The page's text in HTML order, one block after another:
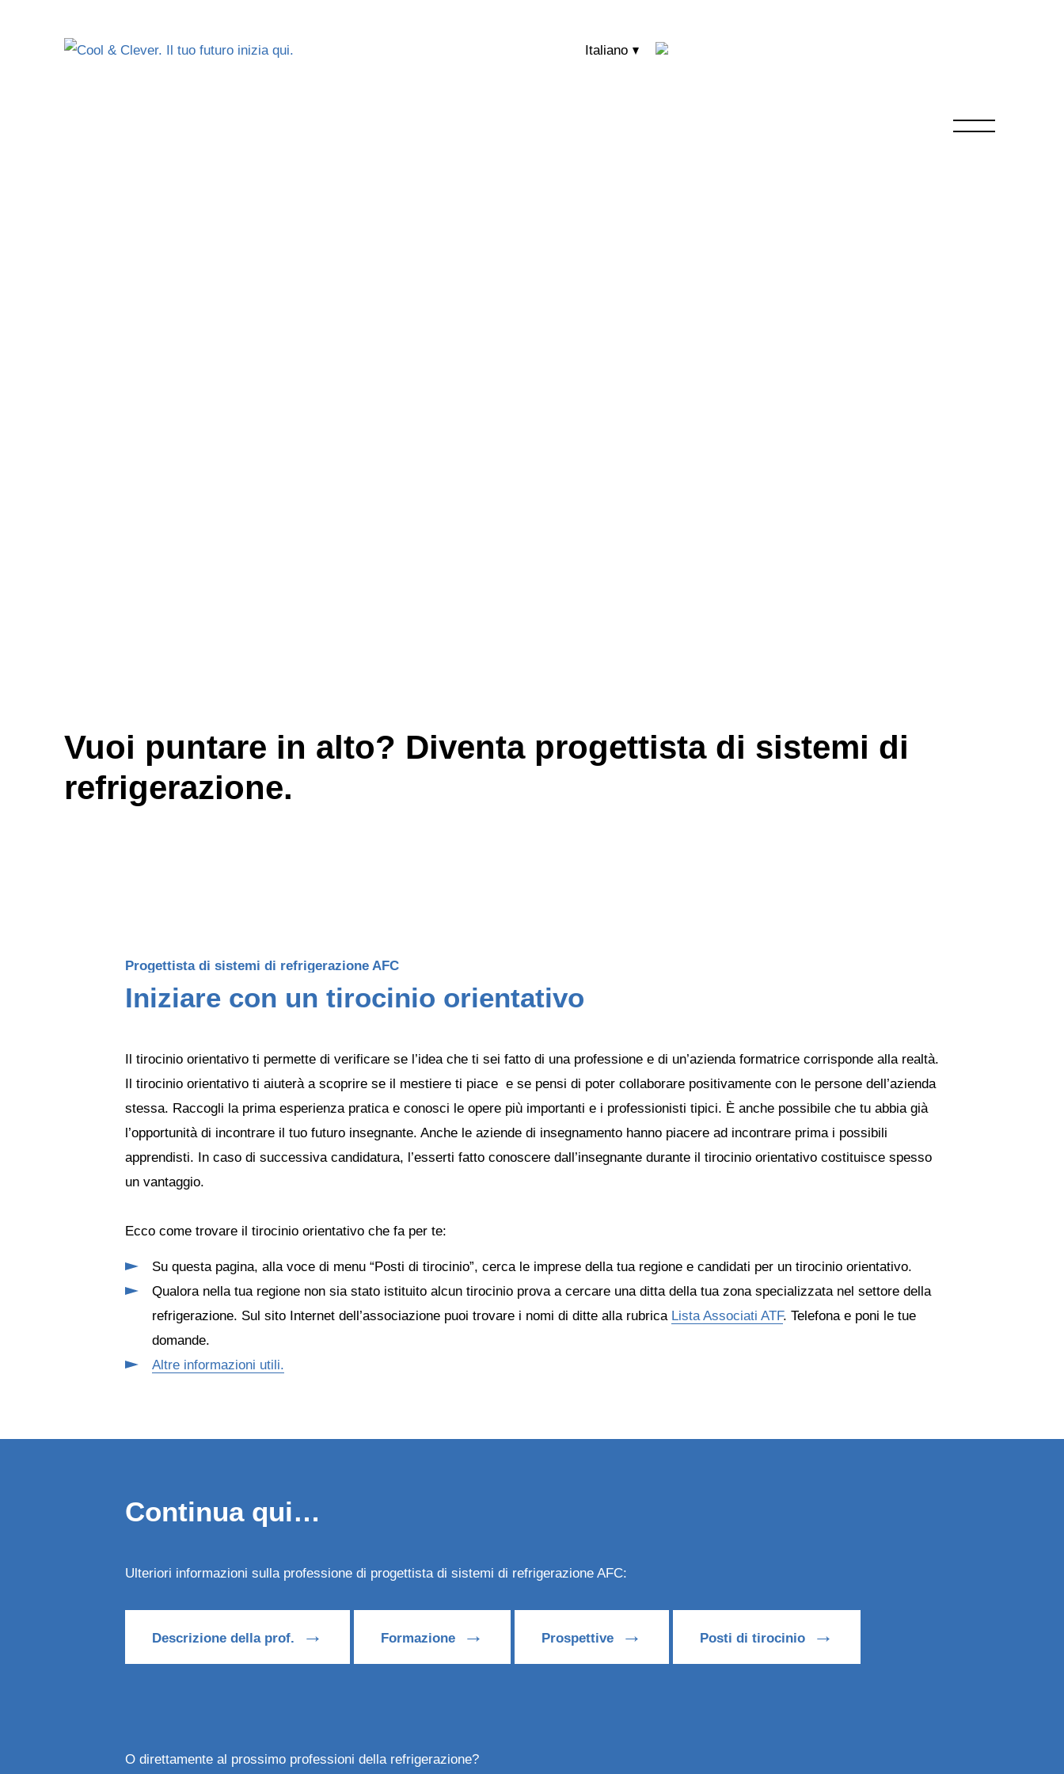
Italiano
Vuoi puntare in alto? Diventa progettista di sistemi di
refrigerazione.
Progettista di sistemi di refrigerazione AFC
Iniziare con un tirocinio orientativo
Il tirocinio orientativo ti permette di verificare se l’idea che ti sei fatto di una professione e di un’azienda formatrice corrisponde alla realtà.
Il tirocinio orientativo ti aiuterà a scoprire se il mestiere ti piace e se pensi di poter collaborare positivamente con le persone dell’azienda
stessa. Raccogli la prima esperienza pratica e conosci le opere più importanti e i professionisti tipici. È anche possibile che tu abbia già
l’opportunità di incontrare il tuo futuro insegnante. Anche le aziende di insegnamento hanno piacere ad incontrare prima i possibili
apprendisti. In caso di successiva candidatura, l’esserti fatto conoscere dall’insegnante durante il tirocinio orientativo costituisce spesso
un vantaggio.
Ecco come trovare il tirocinio orientativo che fa per te:
Su questa pagina, alla voce di menu “Posti di tirocinio”, cerca le imprese della tua regione e candidati per un tirocinio orientativo.
Qualora nella tua regione non sia stato istituito alcun tirocinio prova a cercare una ditta della tua zona specializzata nel settore della
refrigerazione. Sul sito Internet dell’associazione puoi trovare i nomi di ditte alla rubrica Lista Associati ATF. Telefona e poni le tue
domande.
Altre informazioni utili.
Continua qui…
Ulteriori informazioni sulla professione di progettista di sistemi di refrigerazione AFC:
Descrizione della prof. → Formazione → Prospettive → Posti di tirocinio →
O direttamente al prossimo professioni della refrigerazione?